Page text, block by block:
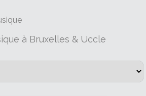
à Bruxelles & Uccle